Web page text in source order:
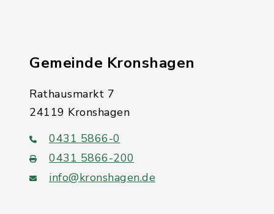
Gemeinde Kronshagen
Rathausmarkt 7
24119 Kronshagen
0431 5866-0
0431 5866-200
info@kronshagen.de